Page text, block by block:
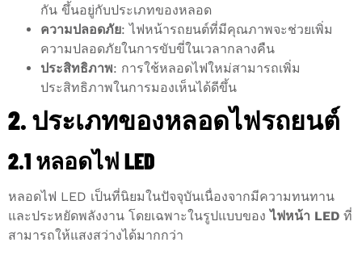
กัน ขึ้นอยู่กับประเภทของหลอด
ความปลอดภัย: ไฟหน้ารถยนต์ที่มีคุณภาพจะช่วยเพิ่ม
ความปลอดภัยในการขับขี่ในเวลากลางคืน
ประสิทธิภาพ: การใช้หลอดไฟใหม่สามารถเพิ่ม
ประสิทธิภาพในการมองเห็นได้ดีขึ้น
2. ประเภทของหลอดไฟรถยนต์
2.1 หลอดไฟ LED
หลอดไฟ LED เป็นที่นิยมในปัจจุบันเนื่องจากมีความทนทาน
และประหยัดพลังงาน โดยเฉพาะในรูปแบบของไฟหน้า LED ที่
สามารถให้แสงสว่างได้มากกว่า